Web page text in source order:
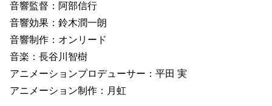
音響監督：阿部信行
音響効果：鈴木潤一朗
音響制作：オンリード
音楽：長谷川智樹
アニメーションプロデューサー：平田 実
アニメーション制作：月虹